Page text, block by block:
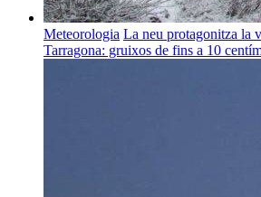
Meteorologia La neu protagonitza la
Tarragona: gruixos de fins a 10